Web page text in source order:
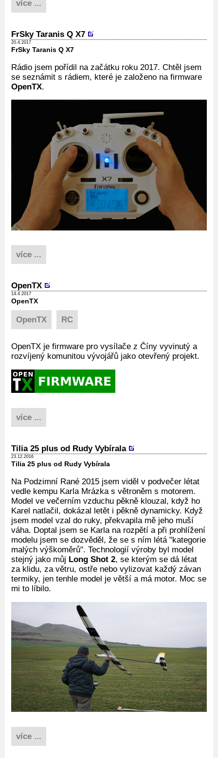
více ...
FrSky Taranis Q X7
20.4.2017
FrSky Taranis Q X7
Rádio jsem pořídil na začátku roku 2017. Chtěl jsem
se seznámit s rádiem, které je založeno na firmware
OpenTX.
více ...
OpenTX
14.4.2017
OpenTX
OpenTX RC
OpenTX je firmware pro vysílače z Číny vyvinutý a
rozvíjený komunitou vývojářů jako otevřený projekt.
více ...
Tilia 25 plus od Rudy Vybírala
23.12.2016
Tilia 25 plus od Rudy Vybírala
Na Podzimní Rané 2015 jsem viděl v podvečer létat
vedle kempu Karla Mrázka s větroněm s motorem.
Model ve večerním vzduchu pěkně klouzal, když ho
Karel natlačil, dokázal letět i pěkně dynamicky. Když
jsem model vzal do ruky, překvapila mě jeho muší
váha. Doptal jsem se Karla na rozpětí a při prohlížení
modelu jsem se dozvěděl, že se s ním létá "kategorie
malých výškoměrů". Technologií výroby byl model
stejný jako můj Long Shot 2, se kterým se dá létat
za klidu, za větru, ostře nebo vylizovat každý závan
termiky, jen tenhle model je větší a má motor. Moc se
mi to líbilo.
více ...